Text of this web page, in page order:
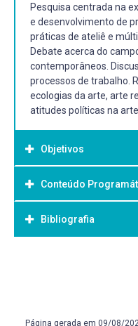
Pesquisa centrada na
e desenvolvimento de
práticas de ateliê e
Debate acerca do
contemporâneos.
processos de trabalho.
ecologias da arte, arte
atitudes políticas na arte.
Objetivos
Objetivo Geral:
Objetivo geral:
Propor o
desenvolvimento de
Conteúdo
Bibliografia
Página gerada em 09/08/